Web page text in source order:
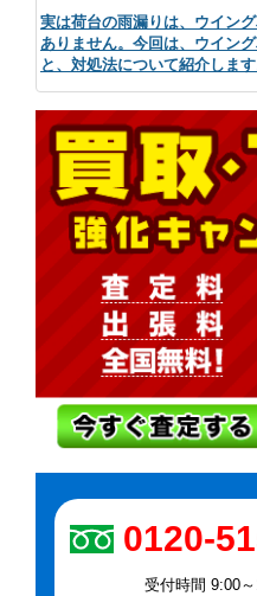
実は荷台の雨漏りは、ウイン
ありません。今回は、ウイン
と、対処法について紹介します
0120-
受付時間 9:00～